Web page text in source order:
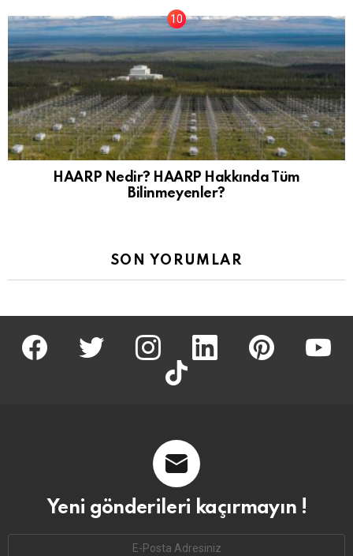
HAARP Nedir? HAARP Hakkında Tüm
Bilinmeyenler?
SON YORUMLAR
facebook twitter İnstagram linkedin pinterest
tiktok
Yeni gönderileri kaçırmayın !